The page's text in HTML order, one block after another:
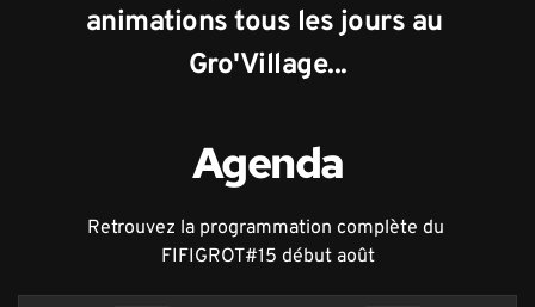
animations tous les jours au
Gro'Village...
Agenda
Retrouvez la programmation complète du
FIFIGROT#15 début août